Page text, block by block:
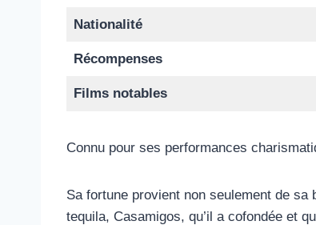
Nationalité
Récompenses
Films notables
Connu pour ses performances
Sa fortune provient non seulement de
tequila, Casamigos, qu’il a cofondée et